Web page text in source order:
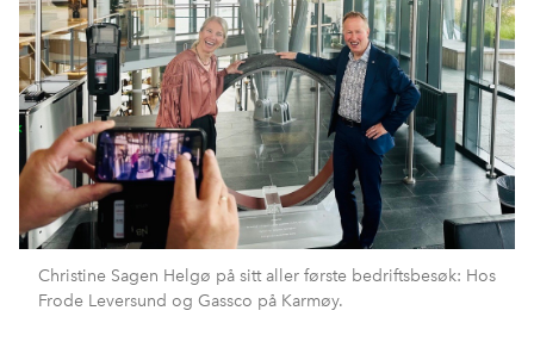
Christine Sagen Helgø på sitt aller første bedriftsbesøk: Hos
Frode Leversund og Gassco på Karmøy.